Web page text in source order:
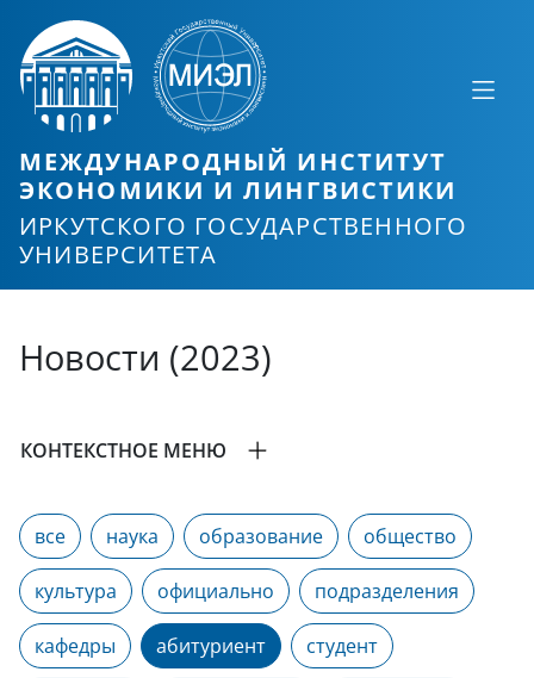
МЕЖДУНАРОДНЫЙ ИНСТИТУТ
ЭКОНОМИКИ И ЛИНГВИСТИКИ
ИРКУТСКОГО ГОСУДАРСТВЕННОГО
УНИВЕРСИТЕТА
Новости (2023)
КОНТЕКСТНОЕ МЕНЮ
все наука образование общество
культура официально подразделения
кафедры абитуриент студент